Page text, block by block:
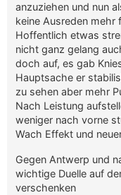
anzuziehen und nun
keine Ausreden mehr
Hoffentlich etwas
nicht ganz gelang
doch auf, es gab
Hauptsache er
zu sehen aber mehr
Nach Leistung
weniger nach vorne
Wach Effekt und
Gegen Antwerp und
wichtige Duelle auf
verschenken